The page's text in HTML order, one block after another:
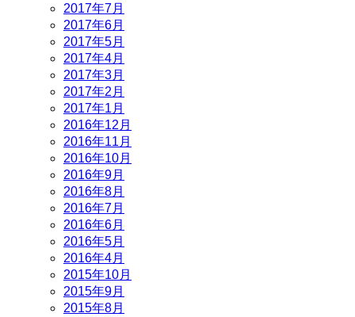
2017年7月
2017年6月
2017年5月
2017年4月
2017年3月
2017年2月
2017年1月
2016年12月
2016年11月
2016年10月
2016年9月
2016年8月
2016年7月
2016年6月
2016年5月
2016年4月
2015年10月
2015年9月
2015年8月